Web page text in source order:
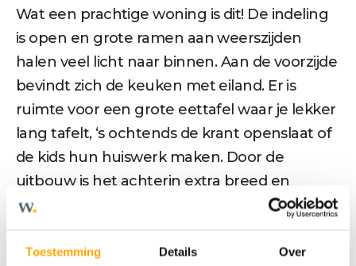
Toestemming Details Over
Wat een prachtige woning is dit! De indeling
is open en grote ramen aan weerszijden
halen veel licht naar binnen. Aan de voorzijde
bevindt zich de keuken met eiland. Er is
ruimte voor een grote eettafel waar je lekker
lang tafelt, ‘s ochtends de krant openslaat of
de kids hun huiswerk maken. Door de
uitbouw is het achterin extra breed en
ontstaat er naast de zithoek ook ruimte voor
Stijgt het kwik? Zet de tuindeuren open en